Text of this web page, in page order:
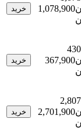
خرید
خرید
خرید